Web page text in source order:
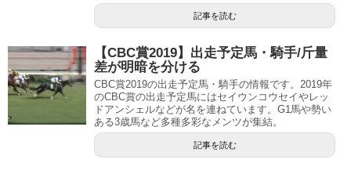
記事を読む
【CBC賞2019】出走予定馬・騎手/斤量
差が明暗を分ける
CBC賞2019の出走予定馬・騎手の情報です。2019年
のCBC賞の出走予定馬にはセイウンコウセイやレッ
ドアンシェルなどが名を連ねています。G1馬や勢い
ある3歳馬など多種多彩なメンツが集結。
記事を読む